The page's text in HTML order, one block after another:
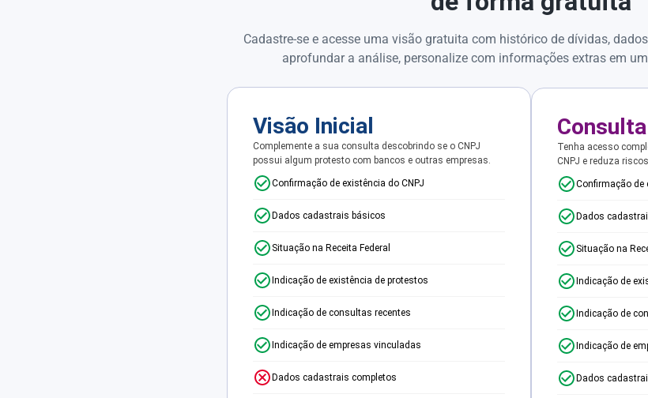
Cadastre-se e acesse uma visão gratuita com histórico de dívidas,
aprofundar a análise, personalize com informações extras em
Visão Inicial
Complemente a sua consulta descobrindo se o CNPJ
possui algum protesto com bancos e outras empresas.
Confirmação de existência do CNPJ
Dados cadastrais básicos
Situação na Receita Federal
Indicação de existência de protestos
Indicação de consultas recentes
Indicação de empresas vinculadas
Dados cadastrais completos
Tenha acesso
CNPJ e reduza
Confirmação de
Dados
Situação na
Indicação de
Indicação de
Indicação de
Dados